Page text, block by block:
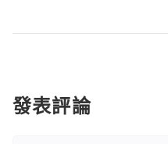
發表評論